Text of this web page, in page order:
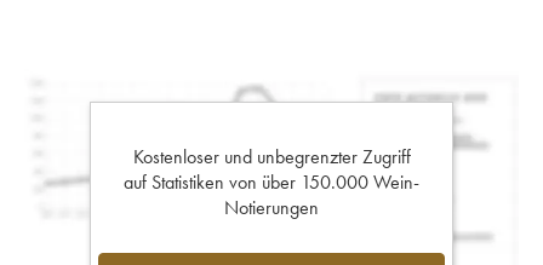
Kostenloser und unbegrenzter Zugriff
auf Statistiken von über 150.000 Wein-
Notierungen